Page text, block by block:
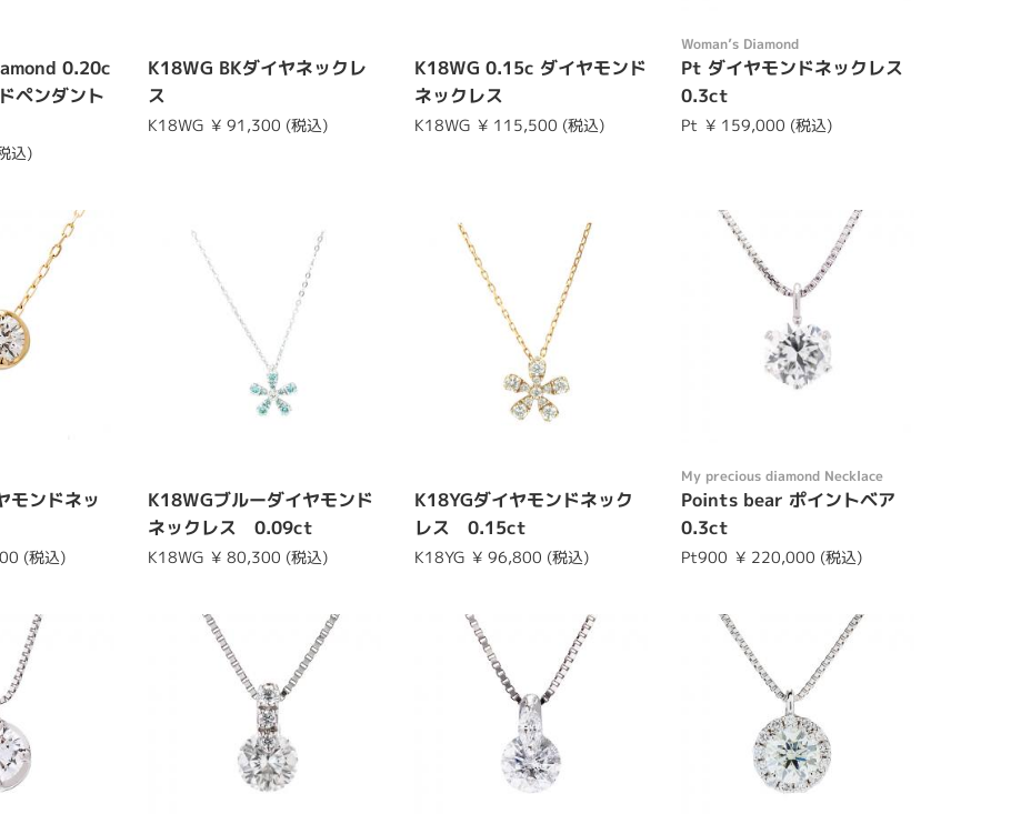
0.20c
ペンダント
込)
K18WG BKダイヤネックレ
ス
K18WG ¥ 91,300 (税込)
K18WG 0.15c ダイヤモンド
ネックレス
K18WG ¥ 115,500 (税込)
Womanʼs Diamond
Pt ダイヤモンドネックレス
0.3ct
Pt ¥ 159,000 (税込)
ンドネッ
(税込)
K18WGブルーダイヤモンド
ネックレス 0.09ct
K18WG ¥ 80,300 (税込)
K18YGダイヤモンドネック
レス 0.15ct
K18YG ¥ 96,800 (税込)
My precious diamond Necklace
Points bear ポイントベア
0.3ct
Pt900 ¥ 220,000 (税込)